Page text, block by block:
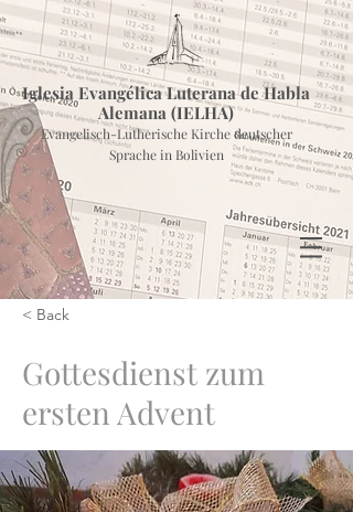
Iglesia Evangélica Luterana de Habla
Alemana (IELHA)
Evangelisch-Lutherische Kirche deutscher
Sprache in Bolivien
< Back
Gottesdienst zum
ersten Advent